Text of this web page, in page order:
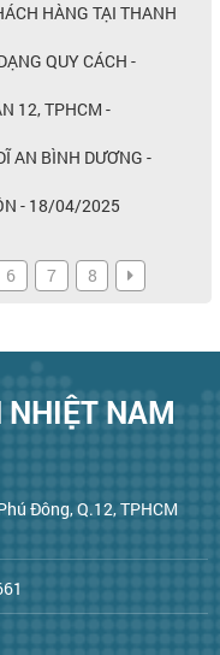
HÀNG TẠI THANH
QUY CÁCH -
12, TPHCM -
AN BÌNH DƯƠNG -
- 18/04/2025
6 7 8
NHIỆT NAM
Đông, Q.12, TPHCM